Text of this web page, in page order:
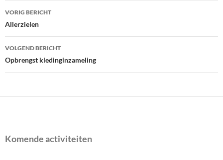
Bericht
navigatie
VORIG BERICHT
Allerzielen
VOLGEND BERICHT
Opbrengst kledinginzameling
Komende activiteiten